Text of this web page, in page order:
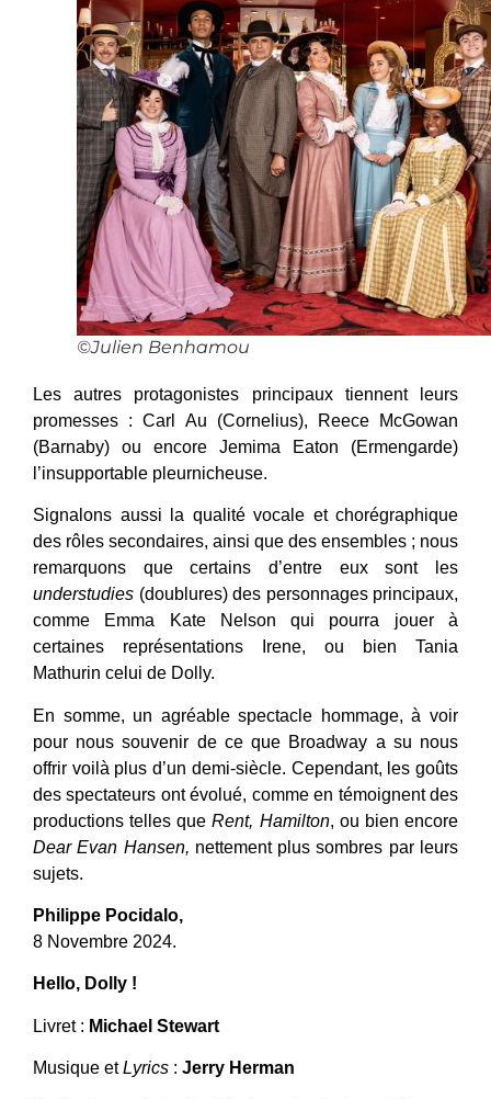
©Julien Benhamou
Les autres protagonistes principaux tiennent leurs
promesses : Carl Au (Cornelius), Reece McGowan
(Barnaby) ou encore Jemima Eaton (Ermengarde)
l’insupportable pleurnicheuse.
Signalons aussi la qualité vocale et chorégraphique
des rôles secondaires, ainsi que des ensembles ; nous
remarquons que certains d’entre eux sont les
understudies (doublures) des personnages principaux,
comme Emma Kate Nelson qui pourra jouer à
certaines représentations Irene, ou bien Tania
Mathurin celui de Dolly.
En somme, un agréable spectacle hommage, à voir
pour nous souvenir de ce que Broadway a su nous
offrir voilà plus d’un demi-siècle. Cependant, les goûts
des spectateurs ont évolué, comme en témoignent des
productions telles queRent, Hamilton, ou bien encore
Dear Evan Hansen, nettement plus sombres par leurs
sujets.
Philippe Pocidalo,
8 Novembre 2024.
Hello, Dolly !
Livret : Michael Stewart
Musique etLyrics : Jerry Herman